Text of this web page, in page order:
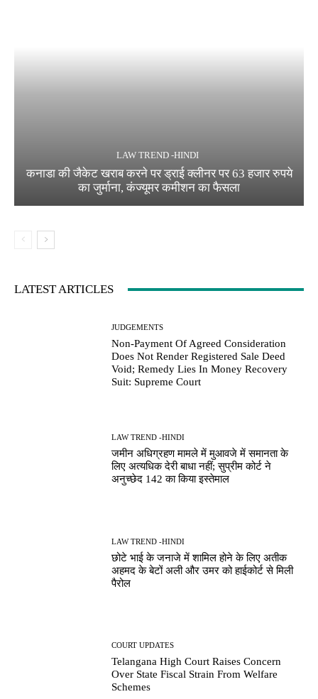
LAW TREND -HINDI
कनाडा की जैकेट खराब करने पर ड्राई क्लीनर पर 63 हजार रुपये
का जुर्माना, कंज्यूमर कमीशन का फैसला
LATEST ARTICLES
JUDGEMENTS
Non-Payment Of Agreed Consideration
Does Not Render Registered Sale Deed
Void; Remedy Lies In Money Recovery
Suit: Supreme Court
LAW TREND -HINDI
जमीन अधिग्रहण मामले में मुआवजे में समानता के
लिए अत्यधिक देरी बाधा नहीं; सुप्रीम कोर्ट ने
अनुच्छेद 142 का किया इस्तेमाल
LAW TREND -HINDI
छोटे भाई के जनाजे में शामिल होने के लिए अतीक
अहमद के बेटों अली और उमर को हाईकोर्ट से मिली
पैरोल
COURT UPDATES
Telangana High Court Raises Concern
Over State Fiscal Strain From Welfare
Schemes